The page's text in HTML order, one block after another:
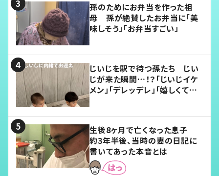
孫のためにお弁当を作った祖
母 孫が絶賛したお弁当に「美
味しそう」「お弁当すごい」
じいじを駅で待つ孫たち じい
じが来た瞬間…！？「じいじイケ
メン」「デレッデレ」「嬉しくて可
生後8ヶ月で亡くなった息子
約3年半後、当時の妻の日記に
書いてあった本音とは